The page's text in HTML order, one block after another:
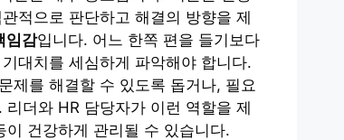
적으로 판단하고 해결의 방향을 제
임감입니다. 어느 한쪽 편을 들기보다
대치를 세심하게 파악해야 합니다.
제를 해결할 수 있도록 돕거나, 필요
더와 HR 담당자가 이런 역할을 제
건강하게 관리될 수 있습니다.